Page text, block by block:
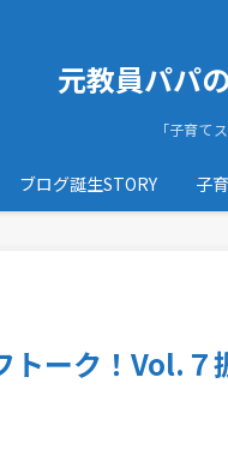
元教員パパ
「子育て
ブログ誕生STORY 子
トーク！Vol.７